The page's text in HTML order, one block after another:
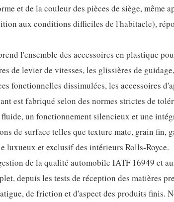
et de la couleur des pièces de siège, même
aux conditions difficiles de l'habitacle),
l'ensemble des accessoires en plastique
de levier de vitesses, les glissières de
fonctionnelles dissimulées, les accessoires
est fabriqué selon des normes strictes de
un fonctionnement silencieux et une
de surface telles que texture mate, grain fin,
luxueux et exclusif des intérieurs Rolls-Royce.
de la qualité automobile IATF 16949 et
depuis les tests de réception des matières
de friction et d'aspect des produits finis.